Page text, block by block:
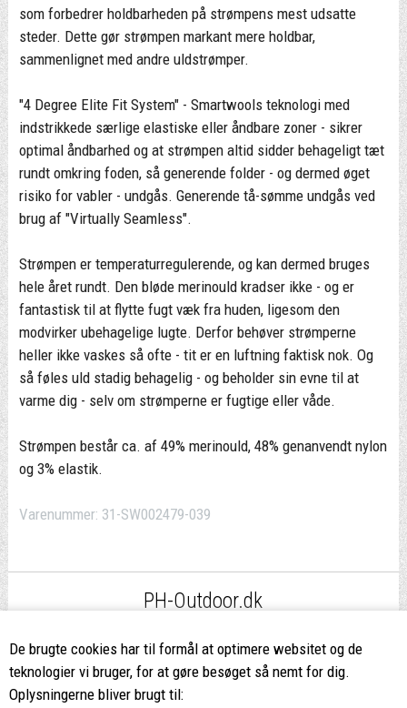
De brugte cookies har til formål at optimere websitet og de
teknologier vi bruger, for at gøre besøget så nemt for dig.
Oplysningerne bliver brugt til:
som forbedrer holdbarheden på strømpens mest udsatte
steder. Dette gør strømpen markant mere holdbar,
sammenlignet med andre uldstrømper.
"4 Degree Elite Fit System" - Smartwools teknologi med
indstrikkede særlige elastiske eller åndbare zoner - sikrer
optimal åndbarhed og at strømpen altid sidder behageligt tæt
rundt omkring foden, så generende folder - og dermed øget
risiko for vabler - undgås. Generende tå-sømme undgås ved
brug af "Virtually Seamless".
Strømpen er temperaturregulerende, og kan dermed bruges
hele året rundt. Den bløde merinould kradser ikke - og er
fantastisk til at flytte fugt væk fra huden, ligesom den
modvirker ubehagelige lugte. Derfor behøver strømperne
heller ikke vaskes så ofte - tit er en luftning faktisk nok. Og
så føles uld stadig behagelig - og beholder sin evne til at
varme dig - selv om strømperne er fugtige eller våde.
Strømpen består ca. af 49% merinould, 48% genanvendt nylon
og 3% elastik.
Varenummer: 31-SW002479-039
PH-Outdoor.dk
ved køb over 499,-*
8662 2113